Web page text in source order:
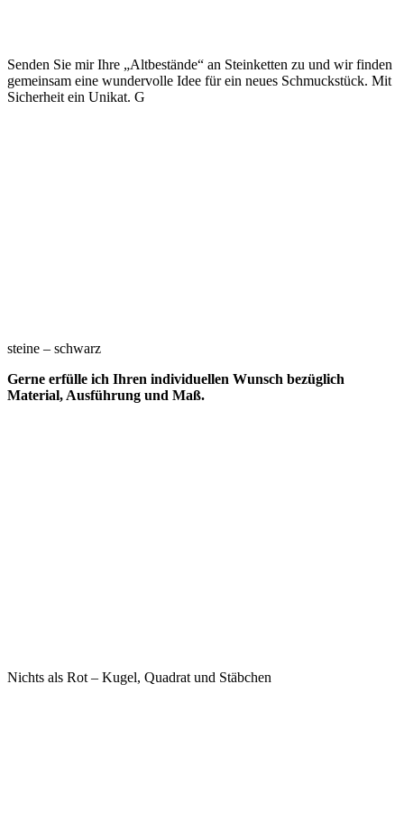
Senden Sie mir Ihre „Altbestände“ an Steinketten zu und wir finden
gemeinsam eine wundervolle Idee für ein neues Schmuckstück. Mit
Sicherheit ein Unikat. G
steine – schwarz
Gerne erfülle ich Ihren individuellen Wunsch bezüglich
Material, Ausführung und Maß.
Nichts als Rot – Kugel, Quadrat und Stäbchen